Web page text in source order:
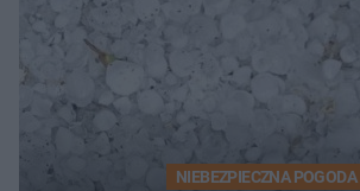
NIEBEZPIECZNA POGODA